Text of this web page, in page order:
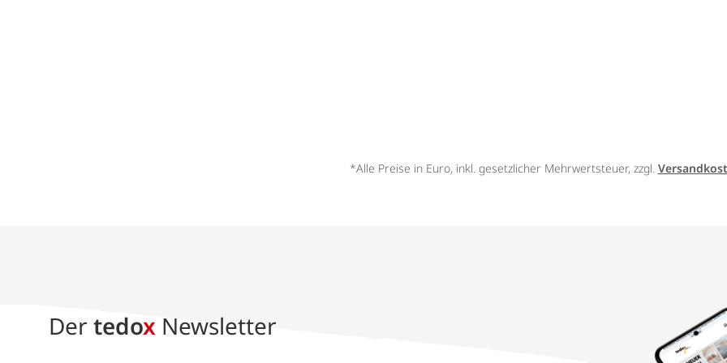
*Alle Preise in Euro, inkl. gesetzlicher Mehrwertsteuer, zzgl.
Der tedox Newsletter